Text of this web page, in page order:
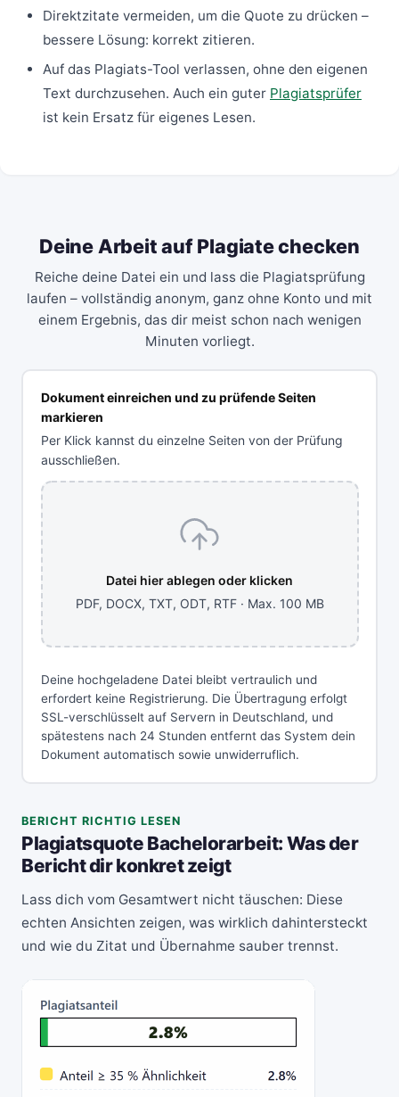
Direktzitate vermeiden, um die Quote zu drücken –
bessere Lösung: korrekt zitieren.
Auf das Plagiats-Tool verlassen, ohne den eigenen
Text durchzusehen. Auch ein guter Plagiatsprüfer
ist kein Ersatz für eigenes Lesen.
Deine Arbeit auf Plagiate checken
Reiche deine Datei ein und lass die Plagiatsprüfung
laufen – vollständig anonym, ganz ohne Konto und mit
einem Ergebnis, das dir meist schon nach wenigen
Minuten vorliegt.
Dokument einreichen und zu prüfende Seiten
markieren
Per Klick kannst du einzelne Seiten von der Prüfung
ausschließen.
Datei hier ablegen oder klicken
PDF, DOCX, TXT, ODT, RTF · Max. 100 MB
Deine hochgeladene Datei bleibt vertraulich und
erfordert keine Registrierung. Die Übertragung erfolgt
SSL-verschlüsselt auf Servern in Deutschland, und
spätestens nach 24 Stunden entfernt das System dein
Dokument automatisch sowie unwiderruflich.
BERICHT RICHTIG LESEN
Plagiatsquote Bachelorarbeit: Was der
Bericht dir konkret zeigt
Lass dich vom Gesamtwert nicht täuschen: Diese
echten Ansichten zeigen, was wirklich dahintersteckt
und wie du Zitat und Übernahme sauber trennst.